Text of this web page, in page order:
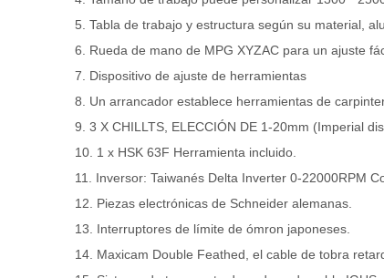
5. Tabla de trabajo y estructura según su material,
6. Rueda de mano de MPG XYZAC para un ajuste
7. Dispositivo de ajuste de herramientas
8. Un arrancador establece herramientas de
9. 3 X CHILLTS, ELECCIÓN DE 1-20mm (Imperial
10. 1 x HSK 63F Herramienta incluido.
11. Inversor: Taiwanés Delta Inverter 0-22000RPM
12. Piezas electrónicas de Schneider alemanas.
13. Interruptores de límite de ómron japoneses.
14. Maxicam Double Feathed, el cable de tobra